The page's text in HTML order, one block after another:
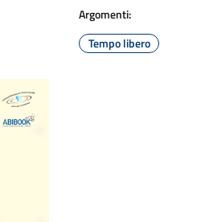
Argomenti:
Tempo libero